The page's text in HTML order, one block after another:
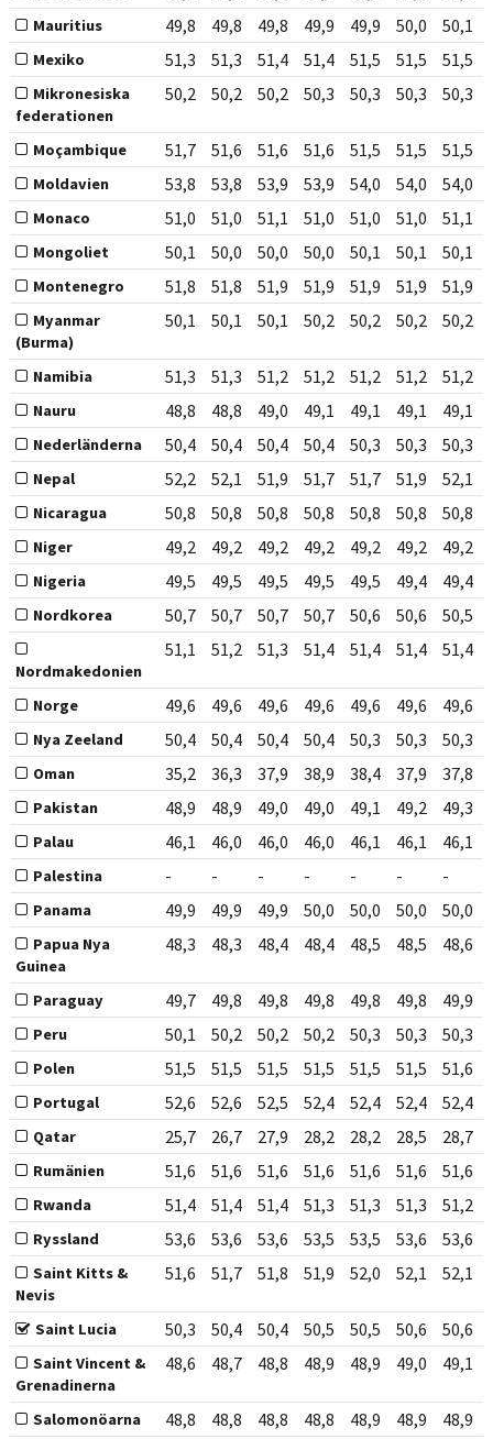
Mauritius 49,8 49,8 49,8 49,9 49,9 50,0 50,1
Mexiko 51,3 51,3 51,4 51,4 51,5 51,5 51,5
Mikronesiska
federationen
50,2 50,2 50,2 50,3 50,3 50,3 50,3
Moçambique 51,7 51,6 51,6 51,6 51,5 51,5 51,5
Moldavien 53,8 53,8 53,9 53,9 54,0 54,0 54,0
Monaco 51,0 51,0 51,1 51,0 51,0 51,0 51,1
Mongoliet 50,1 50,0 50,0 50,0 50,1 50,1 50,1
Montenegro 51,8 51,8 51,9 51,9 51,9 51,9 51,9
Myanmar
(Burma)
50,1 50,1 50,1 50,2 50,2 50,2 50,2
Namibia 51,3 51,3 51,2 51,2 51,2 51,2 51,2
Nauru 48,8 48,8 49,0 49,1 49,1 49,1 49,1
Nederländerna 50,4 50,4 50,4 50,4 50,3 50,3 50,3
Nepal 52,2 52,1 51,9 51,7 51,7 51,9 52,1
Nicaragua 50,8 50,8 50,8 50,8 50,8 50,8 50,8
Niger 49,2 49,2 49,2 49,2 49,2 49,2 49,2
Nigeria 49,5 49,5 49,5 49,5 49,5 49,4 49,4
Nordkorea 50,7 50,7 50,7 50,7 50,6 50,6 50,5
Nordmakedonien
51,1 51,2 51,3 51,4 51,4 51,4 51,4
Norge 49,6 49,6 49,6 49,6 49,6 49,6 49,6
Nya Zeeland 50,4 50,4 50,4 50,4 50,3 50,3 50,3
Oman 35,2 36,3 37,9 38,9 38,4 37,9 37,8
Pakistan 48,9 48,9 49,0 49,0 49,1 49,2 49,3
Palau 46,1 46,0 46,0 46,0 46,1 46,1 46,1
Palestina - - - - - - -
Panama 49,9 49,9 49,9 50,0 50,0 50,0 50,0
Papua Nya
Guinea
48,3 48,3 48,4 48,4 48,5 48,5 48,6
Paraguay 49,7 49,8 49,8 49,8 49,8 49,8 49,9
Peru 50,1 50,2 50,2 50,2 50,3 50,3 50,3
Polen 51,5 51,5 51,5 51,5 51,5 51,5 51,6
Portugal 52,6 52,6 52,5 52,4 52,4 52,4 52,4
Qatar 25,7 26,7 27,9 28,2 28,2 28,5 28,7
Rumänien 51,6 51,6 51,6 51,6 51,6 51,6 51,6
Rwanda 51,4 51,4 51,4 51,3 51,3 51,3 51,2
Ryssland 53,6 53,6 53,6 53,5 53,5 53,6 53,6
Saint Kitts &
Nevis
51,6 51,7 51,8 51,9 52,0 52,1 52,1
Saint Lucia 50,3 50,4 50,4 50,5 50,5 50,6 50,6
Saint Vincent &
Grenadinerna
48,6 48,7 48,8 48,9 48,9 49,0 49,1
Salomonöarna 48,8 48,8 48,8 48,8 48,9 48,9 48,9